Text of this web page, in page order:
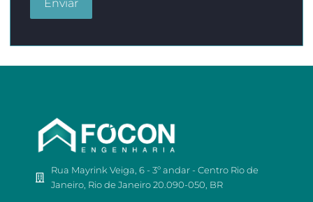
Rua Mayrink Veiga, 6 - 3º andar - Centro Rio de
Janeiro, Rio de Janeiro 20.090-050, BR